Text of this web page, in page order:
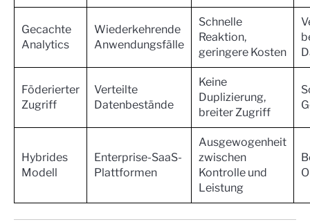
Gecachte
Analytics
Wiederkehrende
Anwendungsfälle
Schnelle
Reaktion,
geringere Kosten
Föderierter
Zugriff
Verteilte
Datenbestände
Keine
Duplizierung,
breiter Zugriff
Hybrides
Modell
Enterprise-SaaS-
Plattformen
Ausgewogenheit
zwischen
Kontrolle und
Leistung